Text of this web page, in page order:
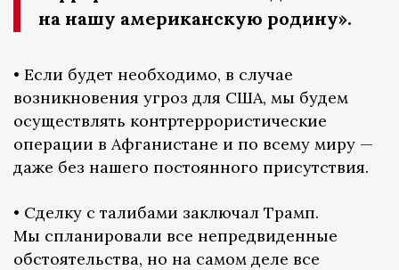
на нашу американскую родину».
• Если будет необходимо, в случае
возникновения угроз для США, мы будем
осуществлять контртеррористические
операции в Афганистане и по всему миру —
даже без нашего постоянного присутствия.
• Сделку с талибами заключал Трамп.
Мы спланировали все непредвиденные
обстоятельства, но на самом деле все